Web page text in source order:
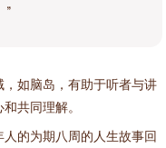
”
如脑岛，有助于听者与讲
共同理解。
的为期八周的人生故事回